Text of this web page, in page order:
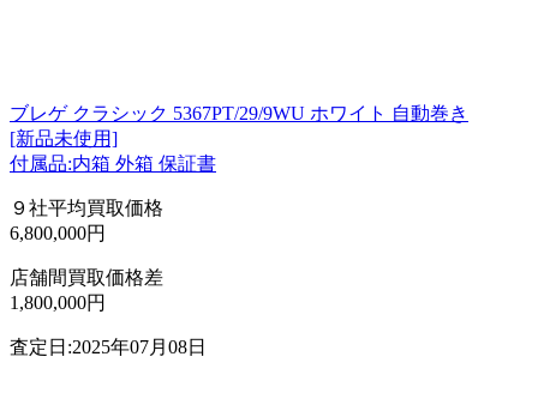
ブレゲ クラシック 5367PT/29/9WU ホワイト 自動巻き
[新品未使用]
付属品:内箱 外箱 保証書
９社平均買取価格
6,800,000円
店舗間買取価格差
1,800,000円
査定日:2025年07月08日